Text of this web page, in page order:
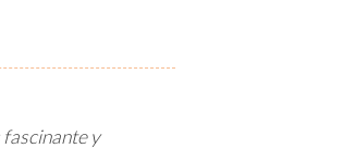
fascinante y